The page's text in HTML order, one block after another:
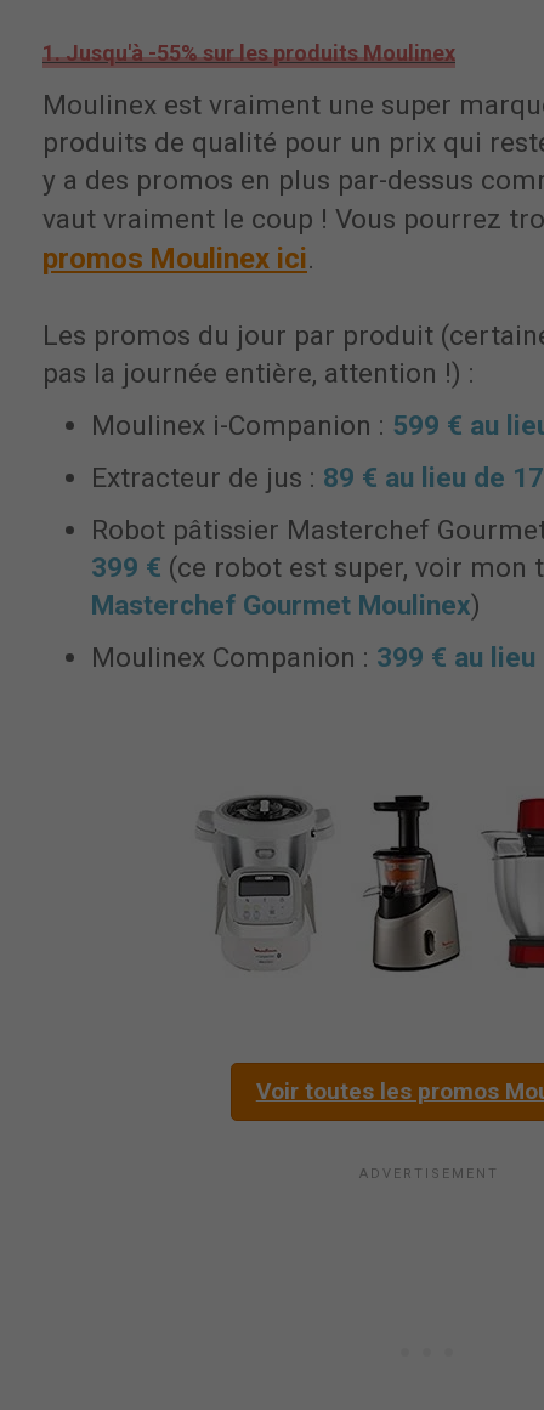
1. Jusqu'à -55% sur les produits Moulinex
Moulinex est vraiment une super
produits de qualité pour un prix qui
y a des promos en plus par-dessus
vaut vraiment le coup ! Vous pourrez
promos Moulinex ici.
Les promos du jour par produit
pas la journée entière, attention !) :
Moulinex i-Companion : 599 € au
Extracteur de jus : 89 € au lieu de
Robot pâtissier Masterchef
399 € (ce robot est super, voir mon
Masterchef Gourmet Moulinex)
Moulinex Companion : 399 € au
Voir toutes les promos